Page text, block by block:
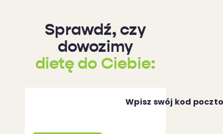
Sprawdź, czy
dowozimy
dietę do Ciebie:
Wpisz swój kod